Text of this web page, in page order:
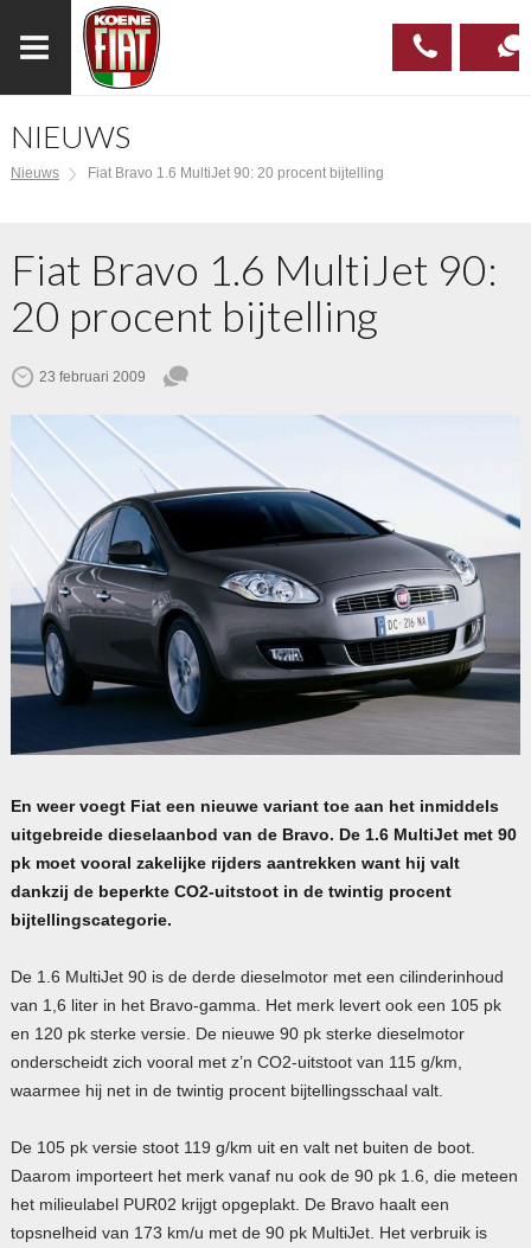
NIEUWS
Nieuws Fiat Bravo 1.6 MultiJet 90: 20 procent bijtelling
Fiat Bravo 1.6 MultiJet 90:
20 procent bijtelling
23 februari 2009
En weer voegt Fiat een nieuwe variant toe aan het inmiddels
uitgebreide dieselaanbod van de Bravo. De 1.6 MultiJet met 90
pk moet vooral zakelijke rijders aantrekken want hij valt
dankzij de beperkte CO2-uitstoot in de twintig procent
bijtellingscategorie.
De 1.6 MultiJet 90 is de derde dieselmotor met een cilinderinhoud
van 1,6 liter in het Bravo-gamma. Het merk levert ook een 105 pk
en 120 pk sterke versie. De nieuwe 90 pk sterke dieselmotor
onderscheidt zich vooral met z’n CO2-uitstoot van 115 g/km,
waarmee hij net in de twintig procent bijtellingsschaal valt.
De 105 pk versie stoot 119 g/km uit en valt net buiten de boot.
Daarom importeert het merk vanaf nu ook de 90 pk 1.6, die meteen
het milieulabel PUR02 krijgt opgeplakt. De Bravo haalt een
topsnelheid van 173 km/u met de 90 pk MultiJet. Het verbruik is